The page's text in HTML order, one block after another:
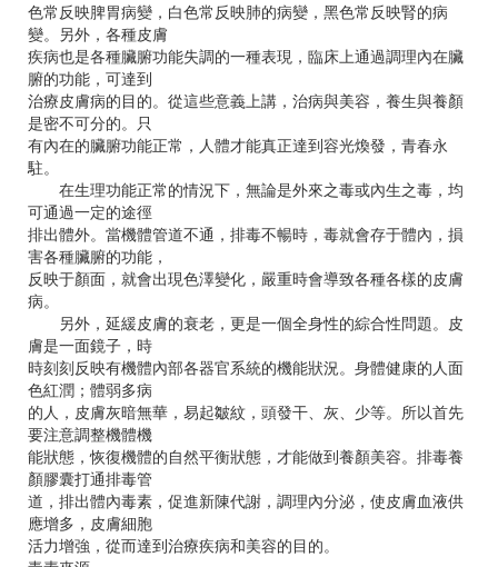
色常反映脾胃病變，白色常反映肺的病變，黑色常反映腎的病
變。另外，各種皮膚
疾病也是各種臟腑功能失調的一種表現，臨床上通過調理內在臟
腑的功能，可達到
治療皮膚病的目的。從這些意義上講，治病與美容，養生與養顏
是密不可分的。只
有內在的臟腑功能正常，人體才能真正達到容光煥發，青春永
駐。
在生理功能正常的情況下，無論是外來之毒或內生之毒，均
可通過一定的途徑
排出體外。當機體管道不通，排毒不暢時，毒就會存于體內，損
害各種臟腑的功能，
反映于顏面，就會出現色澤變化，嚴重時會導致各種各樣的皮膚
病。
另外，延緩皮膚的衰老，更是一個全身性的綜合性問題。皮
膚是一面鏡子，時
時刻刻反映有機體內部各器官系統的機能狀況。身體健康的人面
色紅潤；體弱多病
的人，皮膚灰暗無華，易起皺紋，頭發干、灰、少等。所以首先
要注意調整機體機
能狀態，恢復機體的自然平衡狀態，才能做到養顏美容。排毒養
顏膠囊打通排毒管
道，排出體內毒素，促進新陳代謝，調理內分泌，使皮膚血液供
應增多，皮膚細胞
活力增強，從而達到治療疾病和美容的目的。